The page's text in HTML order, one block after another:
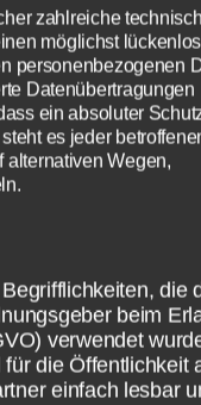
am
am 24.10.2015
zahlreiche
möglichst
personenbezogenen
Datenübertragungen
ein absoluter
es jeder
alternativen Wegen,
die
beim
verwendet
die Öffentlichkeit
einfach lesbar